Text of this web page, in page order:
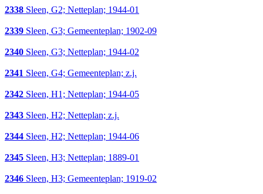
2338 Sleen, G2; Netteplan; 1944-01
2339 Sleen, G3; Gemeenteplan; 1902-09
2340 Sleen, G3; Netteplan; 1944-02
2341 Sleen, G4; Gemeenteplan; z.j.
2342 Sleen, H1; Netteplan; 1944-05
2343 Sleen, H2; Netteplan; z.j.
2344 Sleen, H2; Netteplan; 1944-06
2345 Sleen, H3; Netteplan; 1889-01
2346 Sleen, H3; Gemeenteplan; 1919-02